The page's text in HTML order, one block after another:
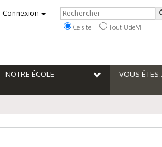
Connexion Rechercher
Ce site Tout UdeM
NOTRE ÉCOLE VOUS